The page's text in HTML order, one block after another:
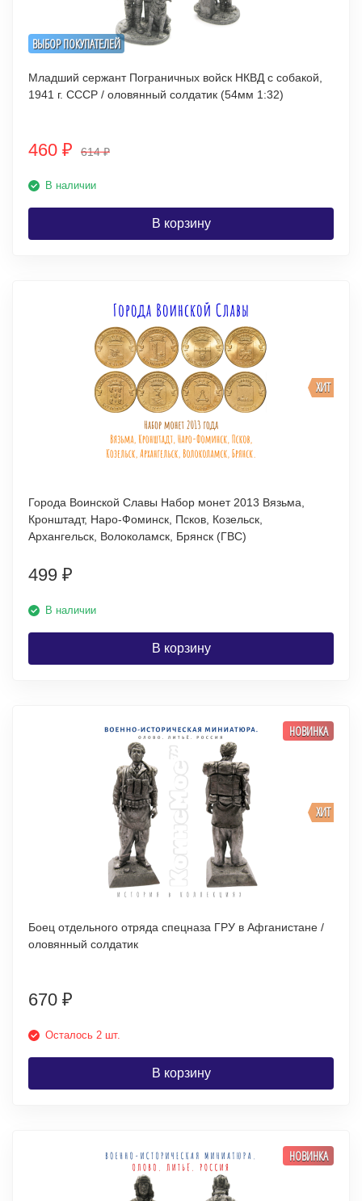
ВЫБОР ПОКУПАТЕЛЕЙ
Младший сержант Пограничных войск НКВД с собакой,
1941 г. СССР / оловянный солдатик (54мм 1:32)
460 ₽ 614₽
В наличии
В корзину
ХИТ
Города Воинской Славы Набор монет 2013 Вязьма,
Кронштадт, Наро-Фоминск, Псков, Козельск,
Архангельск, Волоколамск, Брянск (ГВС)
499 ₽
В наличии
В корзину
ХИТ
НОВИНКА
Боец отдельного отряда спецназа ГРУ в Афганистане /
оловянный солдатик
670 ₽
Осталось 2 шт.
В корзину
НОВИНКА